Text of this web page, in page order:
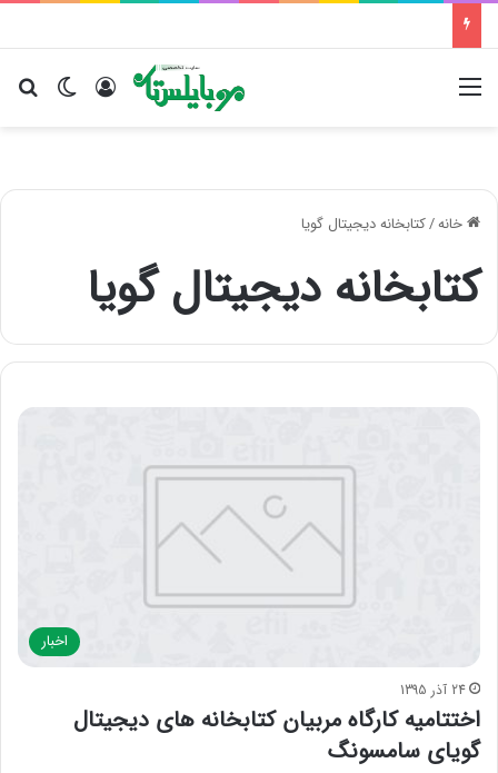
تغییر ورود
خانه/کتابخانه دیجیتال گویا
کتابخانه دیجیتال گویا
اخبار
24 آذر 1395
اختتامیه کارگاه مربیان کتابخانه های دیجیتال
گویای سامسونگ